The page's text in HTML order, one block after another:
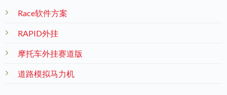
Race软件方案
RAPID外挂
摩托车外挂赛道版
道路模拟马力机